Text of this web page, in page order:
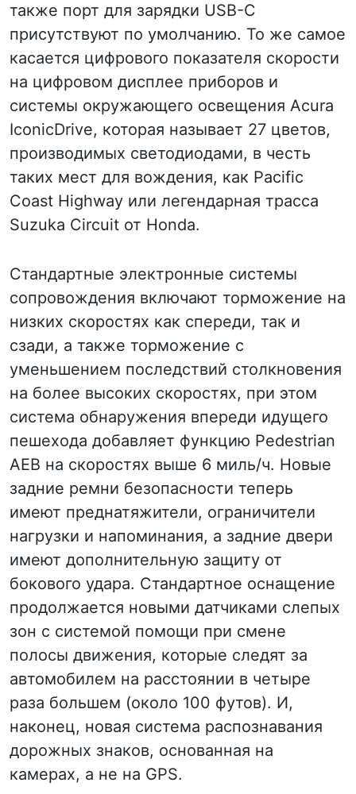
также порт для зарядки USB-C
присутствуют по умолчанию. То же самое
касается цифрового показателя скорости
на цифровом дисплее приборов и
системы окружающего освещения Acura
IconicDrive, которая называет 27 цветов,
производимых светодиодами, в честь
таких мест для вождения, как Pacific
Coast Highway или легендарная трасса
Suzuka Circuit от Honda.
Стандартные электронные системы
сопровождения включают торможение на
низких скоростях как спереди, так и
сзади, а также торможение с
уменьшением последствий столкновения
на более высоких скоростях, при этом
система обнаружения впереди идущего
пешехода добавляет функцию Pedestrian
AEB на скоростях выше 6 миль/ч. Новые
задние ремни безопасности теперь
имеют преднатяжители, ограничители
нагрузки и напоминания, а задние двери
имеют дополнительную защиту от
бокового удара. Стандартное оснащение
продолжается новыми датчиками слепых
зон с системой помощи при смене
полосы движения, которые следят за
автомобилем на расстоянии в четыре
раза большем (около 100 футов). И,
наконец, новая система распознавания
дорожных знаков, основанная на
камерах, а не на GPS.